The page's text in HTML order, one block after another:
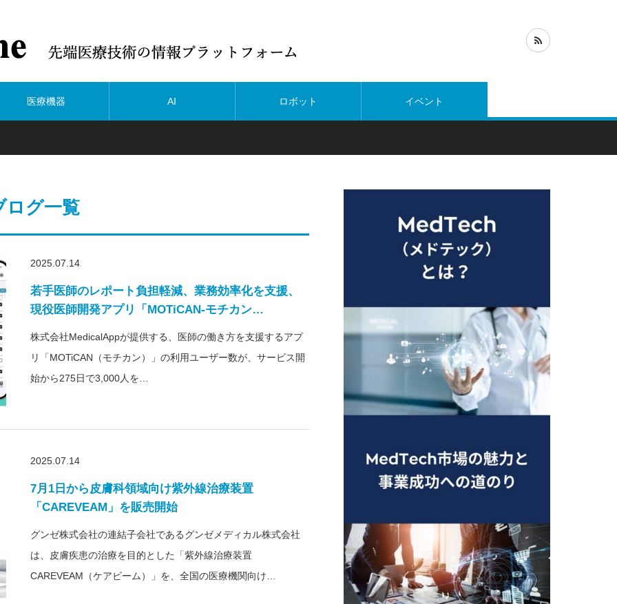
医療機器 AI ロボット イベント
ログ一覧
2025.07.14
若手医師のレポート負担軽減、業務効率化を支援、
現役医師開発アプリ「MOTiCAN-モチカン…
株式会社MedicalAppが提供する、医師の働き方を支援するアプ
リ「MOTiCAN（モチカン）」の利用ユーザー数が、サービス開
始から275日で3,000人を…
2025.07.14
7月1日から皮膚科領域向け紫外線治療装置
「CAREVEAM」を販売開始
グンゼ株式会社の連結子会社であるグンゼメディカル株式会社
は、皮膚疾患の治療を目的とした「紫外線治療装置
CAREVEAM（ケアビーム）」を、全国の医療機関向け…